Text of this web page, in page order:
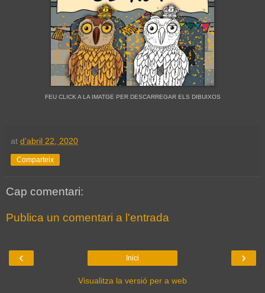
FEU CLICK A LA IMATGE PER DESCARREGAR ELS DIBUIXOS
at d’abril 22, 2020
Comparteix
Cap comentari:
Publica un comentari a l'entrada
‹ ›
Inici
Visualitza la versió per a web